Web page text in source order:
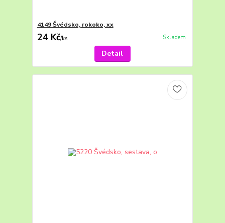
4149 Švédsko, rokoko, xx
24 Kč/ks Skladem
Detail